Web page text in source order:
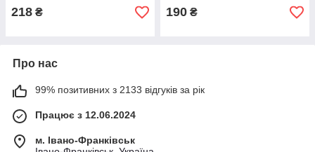
218 ₴ 190 ₴
Про нас
99% позитивних з 2133 відгуків за рік
Працює з 12.06.2024
м. Івано-Франківськ